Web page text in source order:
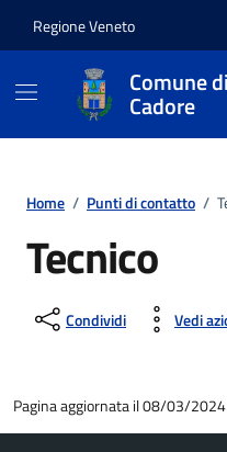
Regione Veneto
Comune
Cadore
Home / Punti di contatto /
Tecnico
Condividi Vedi
Pagina aggiornata il 08/03/2024